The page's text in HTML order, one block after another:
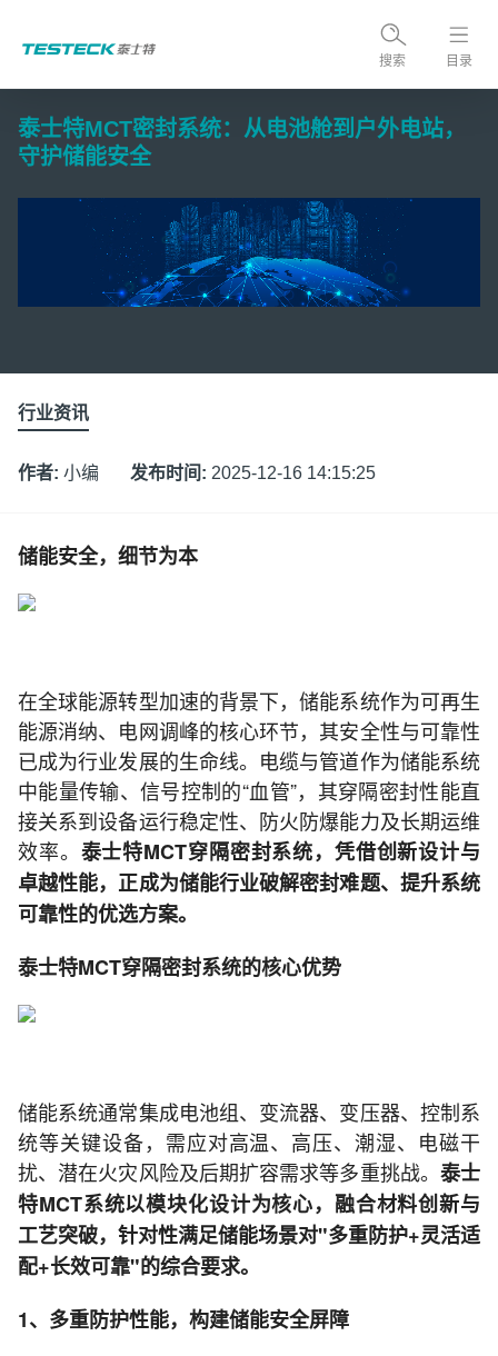
搜索 目录
泰士特MCT密封系统：从电池舱到户外电站，
守护储能安全
行业资讯
作者: 小编 发布时间: 2025-12-16 14:15:25
储能安全，细节为本
在全球能源转型加速的背景下，储能系统作为可再生
能源消纳、电网调峰的核心环节，其安全性与可靠性
已成为行业发展的生命线。电缆与管道作为储能系统
中能量传输、信号控制的“血管”，其穿隔密封性能直
接关系到设备运行稳定性、防火防爆能力及长期运维
效率。 泰士特MCT穿隔密封系统，凭借创新设计与
卓越性能，正成为储能行业破解密封难题、提升系统
可靠性的优选方案。
泰士特MCT穿隔密封系统的核心优势
储能系统通常集成电池组、变流器、变压器、控制系
统等关键设备，需应对高温、高压、潮湿、电磁干
扰、潜在火灾风险及后期扩容需求等多重挑战。 泰士
特MCT系统以模块化设计为核心，融合材料创新与
工艺突破，针对性满足储能场景对"多重防护+灵活适
配+长效可靠"的综合要求。
1、多重防护性能，构建储能安全屏障